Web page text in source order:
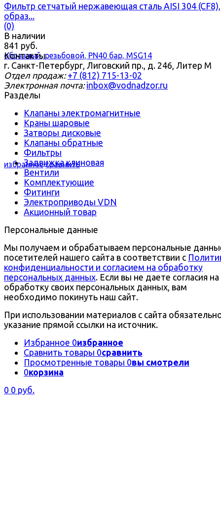
избранное сравнить
Фильтр сетчатый нержавеющая сталь AISI 304 (CF8),
образ...
(0)
В наличии
841 руб.
Контакты
г. Санкт-Петербург, Лиговский пр., д. 246, Литер М
Отдел продаж: +7 (812) 715-13-02
Электронная почта: inbox@vodnadzor.ru
Разделы
Клапаны электромагнитные
Краны шаровые
Затворы дисковые
Клапаны обратные
Фильтры
Задвижка клиновая
Вентили
Комплектующие
Фитинги
Электроприводы VDN
Акционный товар
Персональные данные
Мы получаем и обрабатываем персональные
посетителей нашего сайта в соответствии с
конфиденциальности и согласием на обработку
персональных данных. Если вы не даете согласия на
обработку своих персональных данных, вам
необходимо покинуть наш сайт.
При использовании материалов с сайта
указание прямой ссылки на источник.
Избранное 0избранное
Сравнить товары 0сравнить
Просмотренные товары 0вы смотрели
0корзина
0 0 руб.